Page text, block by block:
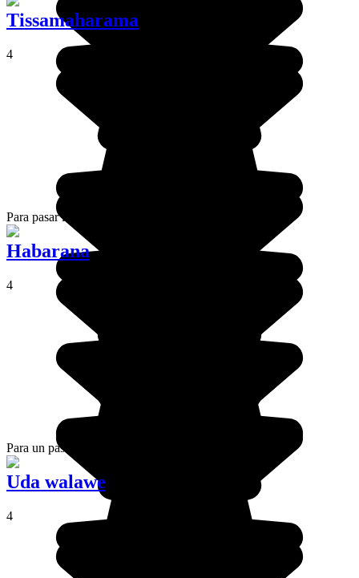
Tissamaharama
4
Para pasar la noche antes del safari: Tissamaharama.
Habarana
4
Para un paseo a lomos de un elefante: Habarana.
Uda walawe
4